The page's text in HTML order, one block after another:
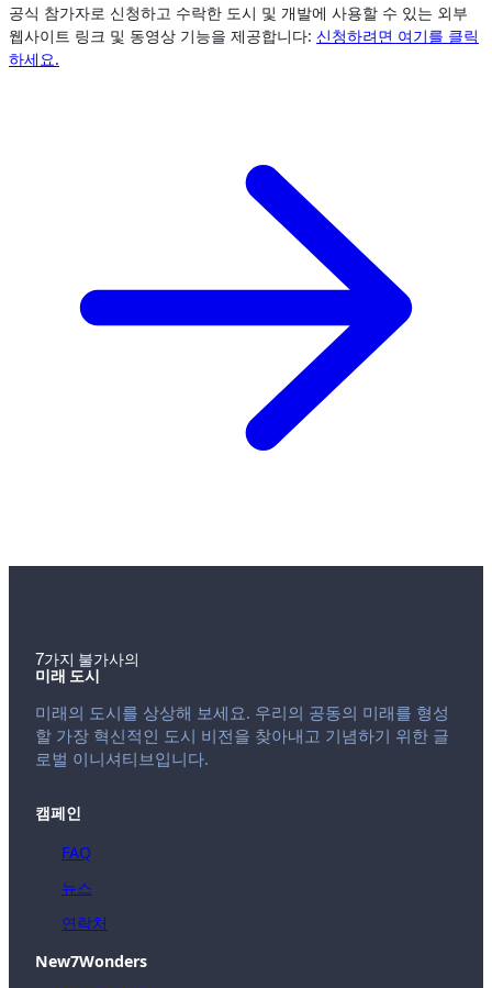
공식 참가자로 신청하고 수락한 도시 및 개발에 사용할 수 있는 외부
웹사이트 링크 및 동영상 기능을 제공합니다: 신청하려면 여기를 클릭
하세요.
7가지 불가사의
미래 도시
미래의 도시를 상상해 보세요. 우리의 공동의 미래를 형성
할 가장 혁신적인 도시 비전을 찾아내고 기념하기 위한 글
로벌 이니셔티브입니다.
캠페인
FAQ
뉴스
연락처
New7Wonders